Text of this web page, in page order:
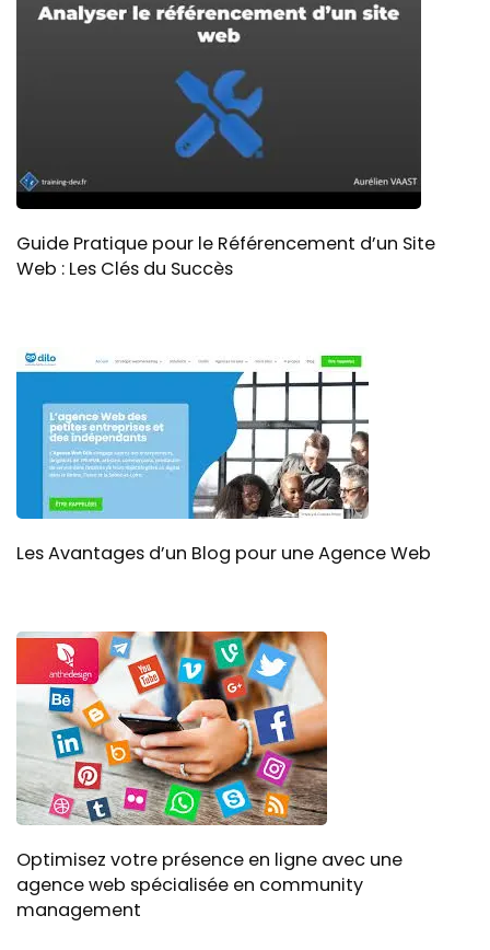
Guide Pratique pour le Référencement d’un Site
Web : Les Clés du Succès
Les Avantages d’un Blog pour une Agence Web
Optimisez votre présence en ligne avec une
agence web spécialisée en community
management